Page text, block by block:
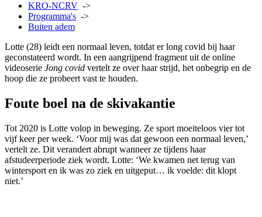
KRO-NCRV ->
Programma's ->
Buiten adem
Lotte (28) leidt een normaal leven, totdat er long covid bij haar
geconstateerd wordt. In een aangrijpend fragment uit de online
videoserie Jong covid vertelt ze over haar strijd, het onbegrip en de
hoop die ze probeert vast te houden.
Foute boel na de skivakantie
Tot 2020 is Lotte volop in beweging. Ze sport moeiteloos vier tot
vijf keer per week. ‘Voor mij was dat gewoon een normaal leven,’
vertelt ze. Dit verandert abrupt wanneer ze tijdens haar
afstudeerperiode ziek wordt. Lotte: ‘We kwamen net terug van
wintersport en ik was zo ziek en uitgeput… ik voelde: dit klopt
niet.’